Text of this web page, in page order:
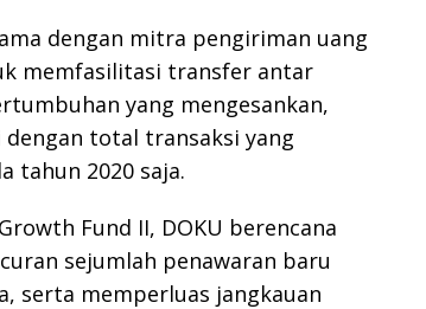
dengan mitra pengiriman uang
memfasilitasi transfer antar
yang mengesankan,
total transaksi yang
tahun 2020 saja.
Fund II, DOKU berencana
sejumlah penawaran baru
serta memperluas jangkauan